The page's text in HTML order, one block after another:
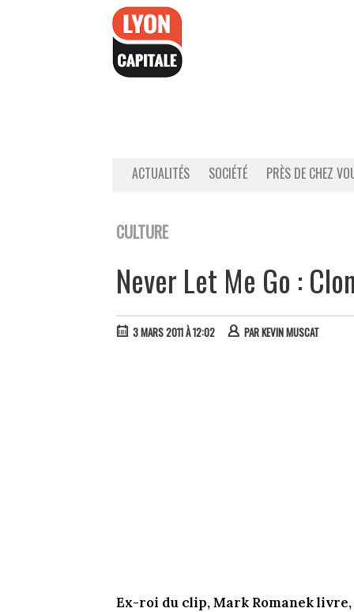
ACTUALITÉS SOCIÉTÉ PRÈS DE CHEZ
CULTURE
Never Let Me Go :
3 MARS 2011 À 12:02 PARKEVIN MUSCAT
Ex-roi du clip, Mark Romanek